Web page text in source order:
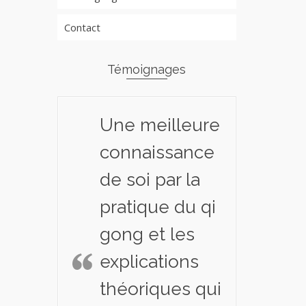
Contact
Témoignages
Une meilleure
connaissance
de soi par la
pratique du qi
gong et les
explications
théoriques qui